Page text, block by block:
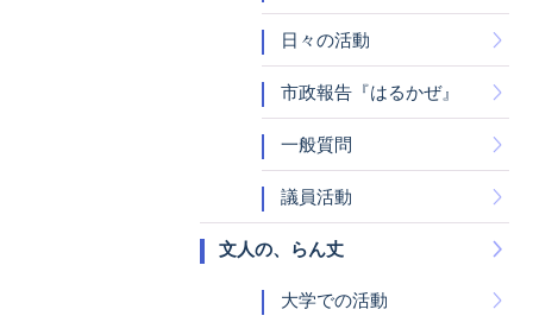
日々の活動
市政報告『はるかぜ』
一般質問
議員活動
文人の、らん丈
大学での活動